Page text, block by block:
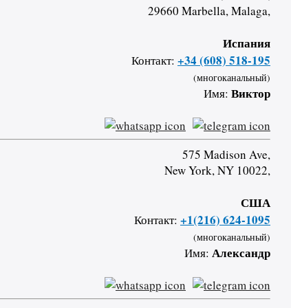
29660 Marbella, Malaga,
Испания
Контакт: +34 (608) 518-195
(многоканальный)
Имя: Виктор
575 Madison Ave,
New York, NY 10022,
США
Контакт: +1(216) 624-1095
(многоканальный)
Имя: Александр